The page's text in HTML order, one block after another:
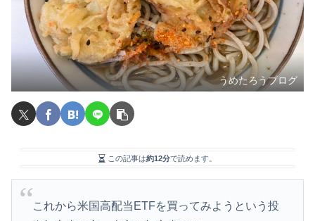
うめたろうブログ
この記事は約12分で読めます。
これから米国高配当ETFを買ってみようという投